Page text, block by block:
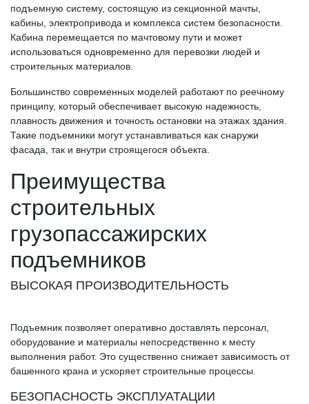
подъемную систему, состоящую из секционной мачты,
кабины, электропривода и комплекса систем безопасности.
Кабина перемещается по мачтовому пути и может
использоваться одновременно для перевозки людей и
строительных материалов.
Большинство современных моделей работают по реечному
принципу, который обеспечивает высокую надежность,
плавность движения и точность остановки на этажах здания.
Такие подъемники могут устанавливаться как снаружи
фасада, так и внутри строящегося объекта.
Преимущества
строительных
грузопассажирских
подъемников
ВЫСОКАЯ ПРОИЗВОДИТЕЛЬНОСТЬ
Подъемник позволяет оперативно доставлять персонал,
оборудование и материалы непосредственно к месту
выполнения работ. Это существенно снижает зависимость от
башенного крана и ускоряет строительные процессы.
БЕЗОПАСНОСТЬ ЭКСПЛУАТАЦИИ